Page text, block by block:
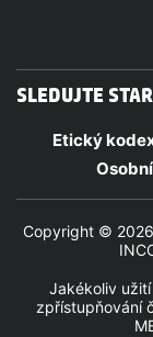
SLEDUJTE
Etický
Copyright © 2026
Jakékoliv
zpřístupňování